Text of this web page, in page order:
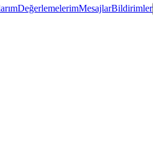
DeğerlemelerimMesajlarBildirimler